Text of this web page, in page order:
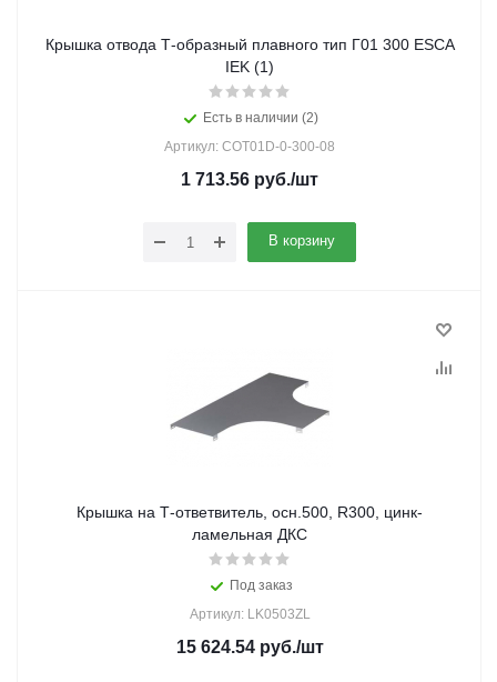
Крышка отвода Т-образный плавного тип Г01 300 ESCA
IEK (1)
Есть в наличии (2)
Артикул: COT01D-0-300-08
1 713.56 руб./шт
В корзину
Крышка на Т-ответвитель, осн.500, R300, цинк-
ламельная ДКС
Под заказ
Артикул: LK0503ZL
15 624.54руб./шт